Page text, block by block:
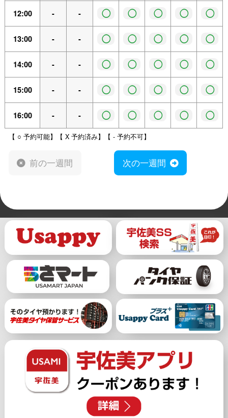
12:00 - - ◯ ◯ ◯ ◯ ◯
13:00 - - ◯ ◯ ◯ ◯ ◯
14:00 - - ◯ ◯ ◯ ◯ ◯
15:00 - - ◯ ◯ ◯ ◯ ◯
16:00 - - ◯ ◯ ◯ ◯ ◯
【 ○ 予約可能】【 X 予約済み】【 - 予約不可】
前の一週間 次の一週間